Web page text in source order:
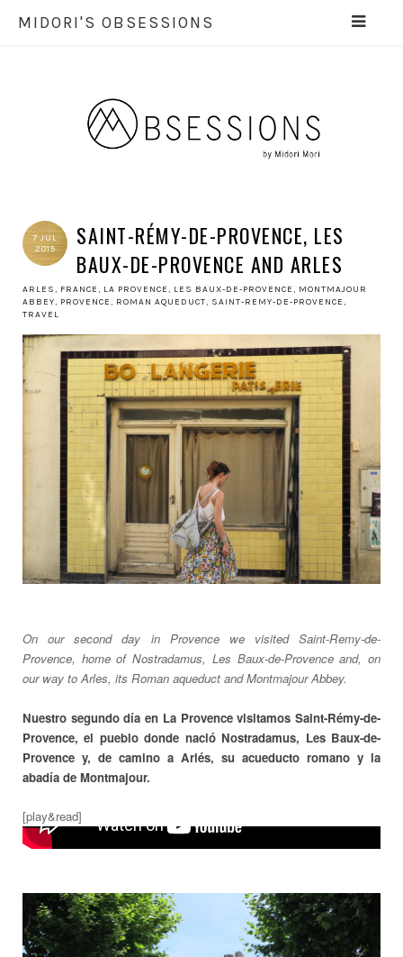
MIDORI'S OBSESSIONS
7 JUL
2015
SAINT-RÉMY-DE-PROVENCE, LES
BAUX-DE-PROVENCE AND ARLES
ARLES , FRANCE , LA PROVENCE , LES BAUX-DE-PROVENCE , MONTMAJOUR
ABBEY, PROVENCE , ROMAN AQUEDUCT, SAINT-REMY-DE-PROVENCE ,
TRAVEL
On our second day in Provence we visited Saint-Remy-de-
Provence, home of Nostradamus, Les Baux-de-Provence and, on
our way to Arles, its Roman aqueduct and Montmajour Abbey.
Nuestro segundo día en La Provence visitamos Saint-Rémy-de-
Provence, el pueblo donde nació Nostradamus, Les Baux-de-
Provence y, de camino a Arlés, su acueducto romano y la
abadía de Montmajour.
[play&read]